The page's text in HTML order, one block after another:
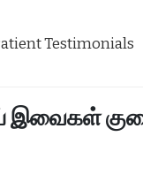
Testimonials
இவைகள்